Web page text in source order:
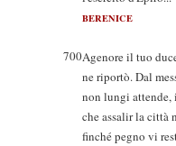
BERENICE
È già
700Agenore il tuo
ne riportò. Dal
non lungi attende,
che assalir la città
finché pegno vi